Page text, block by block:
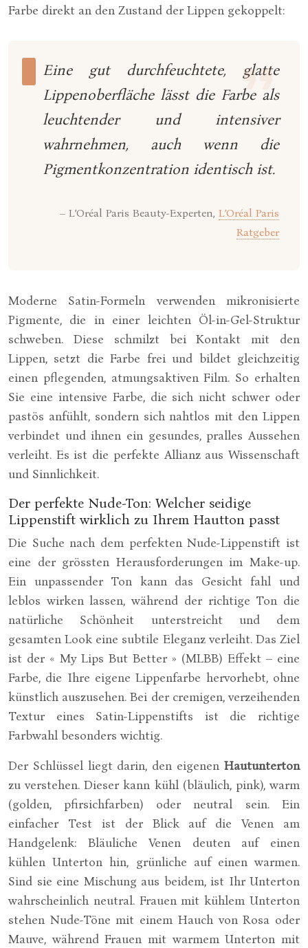
Farbe direkt an den Zustand der Lippen gekoppelt:
Eine gut durchfeuchtete, glatte
Lippenoberfläche lässt die Farbe als
leuchtender und intensiver
wahrnehmen, auch wenn die
Pigmentkonzentration identisch ist.
– L’Oréal Paris Beauty-Experten, L’Oréal Paris
Ratgeber
Moderne Satin-Formeln verwenden mikronisierte
Pigmente, die in einer leichten Öl-in-Gel-Struktur
schweben. Diese schmilzt bei Kontakt mit den
Lippen, setzt die Farbe frei und bildet gleichzeitig
einen pflegenden, atmungsaktiven Film. So erhalten
Sie eine intensive Farbe, die sich nicht schwer oder
pastös anfühlt, sondern sich nahtlos mit den Lippen
verbindet und ihnen ein gesundes, pralles Aussehen
verleiht. Es ist die perfekte Allianz aus Wissenschaft
und Sinnlichkeit.
Der perfekte Nude-Ton: Welcher seidige
Lippenstift wirklich zu Ihrem Hautton passt
Die Suche nach dem perfekten Nude-Lippenstift ist
eine der grössten Herausforderungen im Make-up.
Ein unpassender Ton kann das Gesicht fahl und
leblos wirken lassen, während der richtige Ton die
natürliche Schönheit unterstreicht und dem
gesamten Look eine subtile Eleganz verleiht. Das Ziel
ist der « My Lips But Better » (MLBB) Effekt – eine
Farbe, die Ihre eigene Lippenfarbe hervorhebt, ohne
künstlich auszusehen. Bei der cremigen, verzeihenden
Textur eines Satin-Lippenstifts ist die richtige
Farbwahl besonders wichtig.
Der Schlüssel liegt darin, den eigenen Hautunterton
zu verstehen. Dieser kann kühl (bläulich, pink), warm
(golden, pfirsichfarben) oder neutral sein. Ein
einfacher Test ist der Blick auf die Venen am
Handgelenk: Bläuliche Venen deuten auf einen
kühlen Unterton hin, grünliche auf einen warmen.
Sind sie eine Mischung aus beidem, ist Ihr Unterton
wahrscheinlich neutral. Frauen mit kühlem Unterton
stehen Nude-Töne mit einem Hauch von Rosa oder
Mauve, während Frauen mit warmem Unterton mit